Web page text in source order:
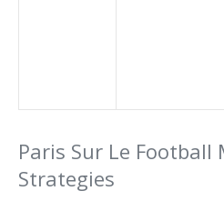
Paris Sur Le Football
Strategies